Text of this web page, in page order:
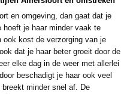
en omgeving, dan gaat dat je
hoeft je haar minder vaak te
ook kost de verzorging van je
dat je haar beter groeit door de
elke dag in de weer met allerlei
beschadigt je haar ook veel
minder snel af. De